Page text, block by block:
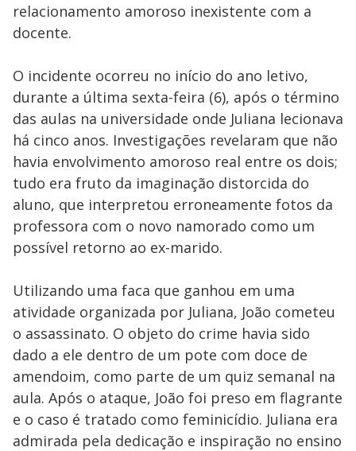
relacionamento amoroso inexistente com a
docente.
O incidente ocorreu no início do ano letivo,
durante a última sexta-feira (6), após o término
das aulas na universidade onde Juliana lecionava
há cinco anos. Investigações revelaram que não
havia envolvimento amoroso real entre os dois;
tudo era fruto da imaginação distorcida do
aluno, que interpretou erroneamente fotos da
professora com o novo namorado como um
possível retorno ao ex-marido.
Utilizando uma faca que ganhou em uma
atividade organizada por Juliana, João cometeu
o assassinato. O objeto do crime havia sido
dado a ele dentro de um pote com doce de
amendoim, como parte de um quiz semanal na
aula. Após o ataque, João foi preso em flagrante
e o caso é tratado como feminicídio. Juliana era
admirada pela dedicação e inspiração no ensino